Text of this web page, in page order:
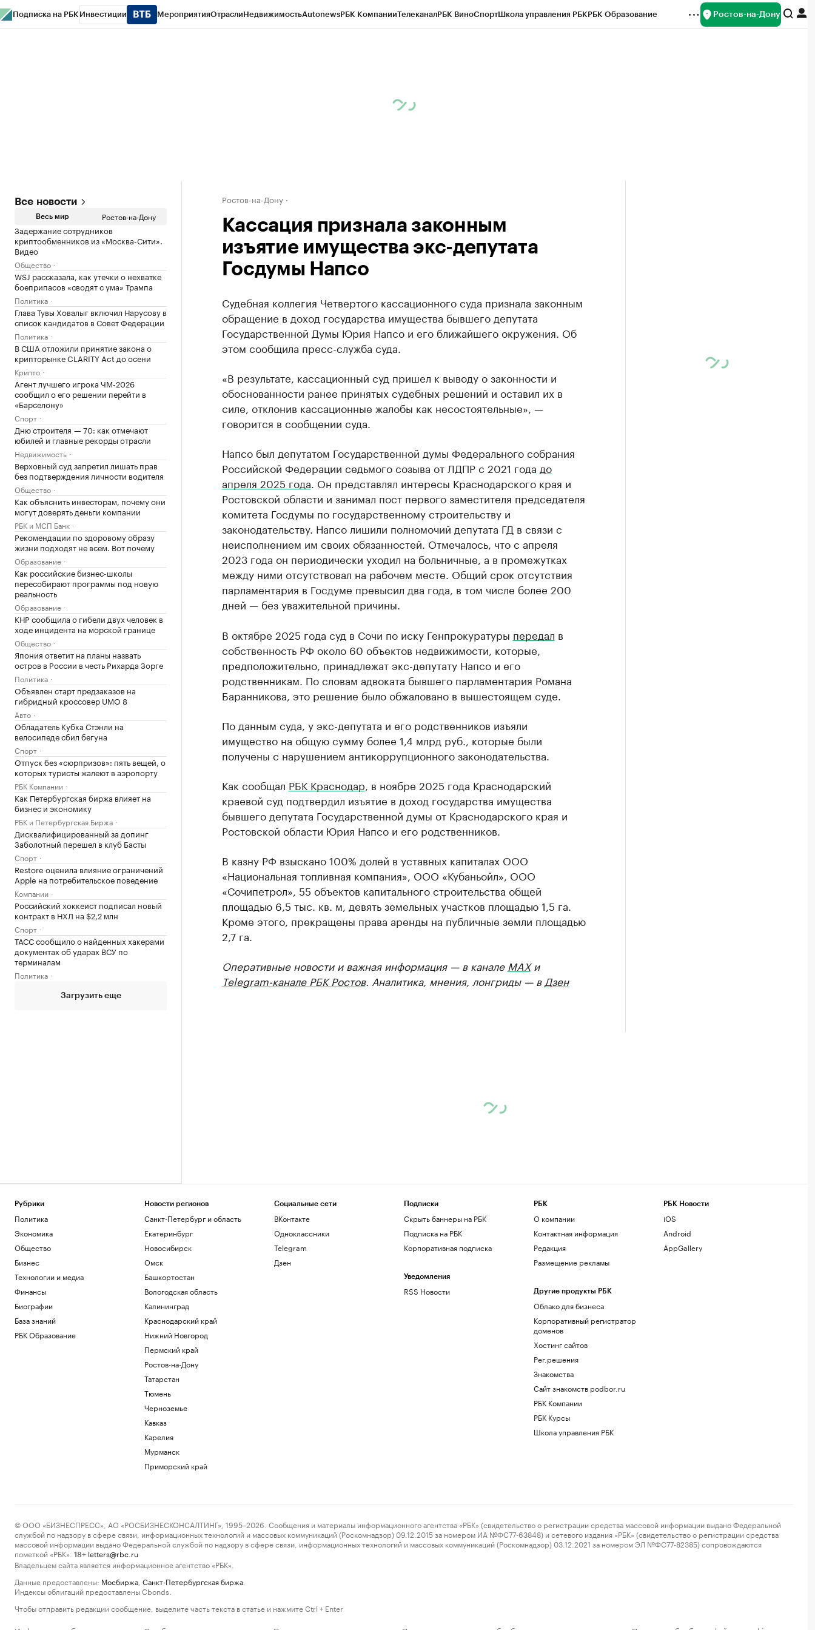
Подписка на РБК Инвестиции МероприятияОтраслиНедвижимостьAutonewsРБК КомпанииТелеканалРБК ВиноСпортШкола управления РБКРБК Образование Ростов-на-Дону
Все новости
Весь мир Ростов-на-Дону
Задержание сотрудников
криптообменников из «Москва-Сити».
Видео
Общество
WSJ рассказала, как утечки о нехватке
боеприпасов «сводят с ума» Трампа
Политика
Глава Тувы Ховалыг включил Нарусову в
список кандидатов в Совет Федерации
Политика
В США отложили принятие закона о
крипторынке CLARITY Act до осени
Крипто
Агент лучшего игрока ЧМ-2026
сообщил о его решении перейти в
«Барселону»
Спорт
Дню строителя — 70: как отмечают
юбилей и главные рекорды отрасли
Недвижимость
Верховный суд запретил лишать прав
без подтверждения личности водителя
Общество
Как объяснить инвесторам, почему они
могут доверять деньги компании
РБК и МСП Банк
Рекомендации по здоровому образу
жизни подходят не всем. Вот почему
Образование
Как российские бизнес-школы
пересобирают программы под новую
реальность
Образование
КНР сообщила о гибели двух человек в
ходе инцидента на морской границе
Общество
Япония ответит на планы назвать
остров в России в честь Рихарда Зорге
Политика
Объявлен старт предзаказов на
гибридный кроссовер UMO 8
Авто
Обладатель Кубка Стэнли на
велосипеде сбил бегуна
Спорт
Отпуск без «сюрпризов»: пять вещей, о
которых туристы жалеют в аэропорту
РБК Компании
Как Петербургская биржа влияет на
бизнес и экономику
РБК и Петербургская Биржа
Дисквалифицированный за допинг
Заболотный перешел в клуб Басты
Спорт
Restore оценила влияние ограничений
Apple на потребительское поведение
Компании
Российский хоккеист подписал новый
контракт в НХЛ на $2,2 млн
Спорт
ТАСС сообщило о найденных хакерами
документах об ударах ВСУ по
терминалам
Политика
Загрузить еще
Ростов-на-Дону
Кассация признала законным
изъятие имущества экс-депутата
Госдумы Напсо
Судебная коллегия Четвертого кассационного суда признала законным
обращение в доход государства имущества бывшего депутата
Государственной Думы Юрия Напсо и его ближайшего окружения. Об
этом сообщила пресс-служба суда.
«В результате, кассационный суд пришел к выводу о законности и
обоснованности ранее принятых судебных решений и оставил их в
силе, отклонив кассационные жалобы как несостоятельные», —
говорится в сообщении суда.
Напсо был депутатом Государственной думы Федерального собрания
Российской Федерации седьмого созыва от ЛДПР с 2021 года до
апреля 2025 года . Он представлял интересы Краснодарского края и
Ростовской области и занимал пост первого заместителя председателя
комитета Госдумы по государственному строительству и
законодательству. Напсо лишили полномочий депутата ГД в связи с
неисполнением им своих обязанностей. Отмечалось, что с апреля
2023 года он периодически уходил на больничные, а в промежутках
между ними отсутствовал на рабочем месте. Общий срок отсутствия
парламентария в Госдуме превысил два года, в том числе более 200
дней — без уважительной причины.
В октябре 2025 года суд в Сочи по иску Генпрокуратуры передал в
собственность РФ около 60 объектов недвижимости, которые,
предположительно, принадлежат экс-депутату Напсо и его
родственникам. По словам адвоката бывшего парламентария Романа
Баранникова, это решение было обжаловано в вышестоящем суде.
По данным суда, у экс-депутата и его родственников изъяли
имущество на общую сумму более 1,4 млрд руб., которые были
получены с нарушением антикоррупционного законодательства.
Как сообщал РБК Краснодар , в ноябре 2025 года Краснодарский
краевой суд подтвердил изъятие в доход государства имущества
бывшего депутата Государственной думы от Краснодарского края и
Ростовской области Юрия Напсо и его родственников.
В казну РФ взыскано 100% долей в уставных капиталах ООО
«Национальная топливная компания», ООО «Кубаньойл», ООО
«Сочипетрол», 55 объектов капитального строительства общей
площадью 6,5 тыс. кв. м, девять земельных участков площадью 1,5 га.
Кроме этого, прекращены права аренды на публичные земли площадью
2,7 га.
Оперативные новости и важная информация — в канале MAXи
Telegram-канале РБК Ростов. Аналитика, мнения, лонгриды — в Дзен
Рубрики
Политика
Экономика
Общество
Бизнес
Технологии и медиа
Финансы
Биографии
База знаний
РБК Образование
Новости регионов
Санкт-Петербург и область
Екатеринбург
Новосибирск
Омск
Башкортостан
Вологодская область
Калининград
Краснодарский край
Нижний Новгород
Пермский край
Ростов-на-Дону
Татарстан
Тюмень
Черноземье
Кавказ
Карелия
Мурманск
Приморский край
Социальные сети
ВКонтакте
Одноклассники
Telegram
Дзен
Подписки
Скрыть баннеры на РБК
Подписка на РБК
Корпоративная подписка
Уведомления
RSS Новости
РБК
О компании
Контактная информация
Редакция
Размещение рекламы
Другие продукты РБК
Облако для бизнеса
Корпоративный регистратор
доменов
Хостинг сайтов
Рег.решения
Знакомства
Сайт знакомств podbor.ru
РБК Компании
РБК Курсы
Школа управления РБК
РБК Новости
iOS
Android
AppGallery
© ООО «БИЗНЕСПРЕСС», АО «РОСБИЗНЕСКОНСАЛТИНГ», 1995–2026. Сообщения и материалы информационного агентства «РБК» (свидетельство о регистрации средства массовой информации выдано Федеральной
службой по надзору в сфере связи, информационных технологий и массовых коммуникаций (Роскомнадзор) 09.12.2015 за номером ИА №ФС77-63848) и сетевого издания «РБК» (свидетельство о регистрации средства
массовой информации выдано Федеральной службой по надзору в сфере связи, информационных технологий и массовых коммуникаций (Роскомнадзор) 03.12.2021 за номером ЭЛ №ФС77-82385) сопровождаются
пометкой «РБК».
18+ letters@rbc.ru
Владельцем сайта является информационное агентство «РБК».
Данные предоставлены: Мосбиржа Санкт-Петербургская биржа
Индексы облигаций предоставлены Cbonds.
Чтобы отправить редакции сообщение, выделите часть текста в статье и нажмите Ctrl + Enter